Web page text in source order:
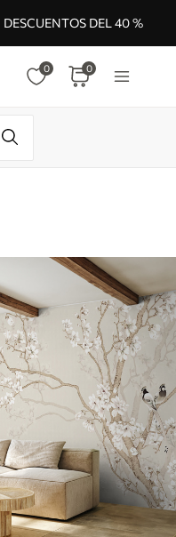
DESCUENTOS DEL 40 %
0 0